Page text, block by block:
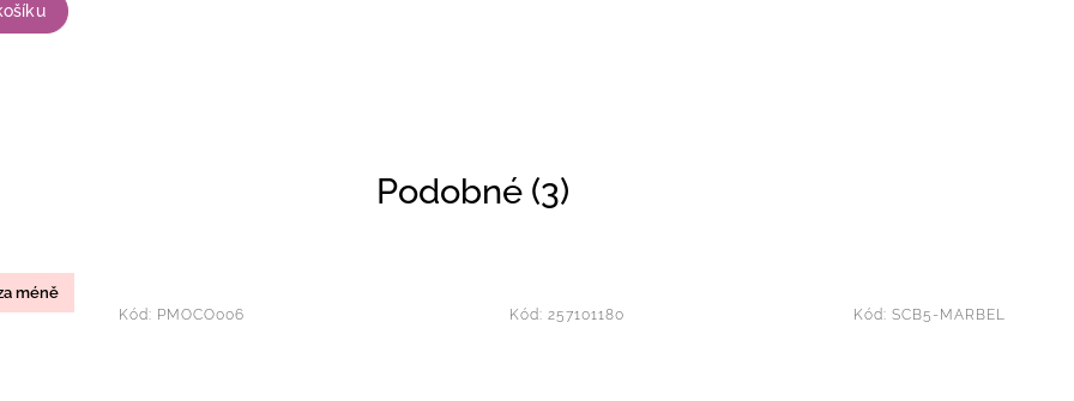
Podobné (3)
méně
Kód: PMOCO006 Kód:257101180 Kód: SCB5-MARBEL